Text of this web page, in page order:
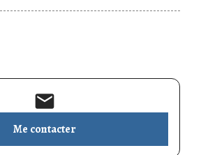
mail
Me contacter